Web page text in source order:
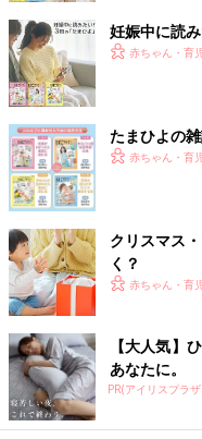
妊娠中に読
赤ちゃん・育
たまひよの
赤ちゃん・育
クリスマス
く？
赤ちゃん・育
【大人気】
あなたに。
PR(アイリスプラ